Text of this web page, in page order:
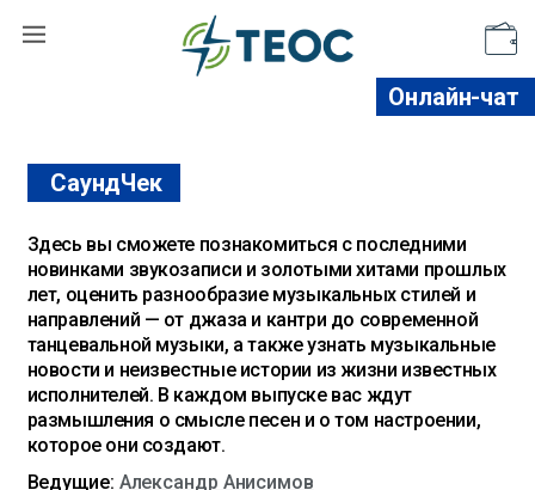
Онлайн-чат
СаундЧек
Здесь вы сможете познакомиться с последними
новинками звукозаписи и золотыми хитами прошлых
лет, оценить разнообразие музыкальных стилей и
направлений — от джаза и кантри до современной
танцевальной музыки, а также узнать музыкальные
новости и неизвестные истории из жизни известных
исполнителей. В каждом выпуске вас ждут
размышления о смысле песен и о том настроении,
которое они создают.
Ведущие: Александр Анисимов